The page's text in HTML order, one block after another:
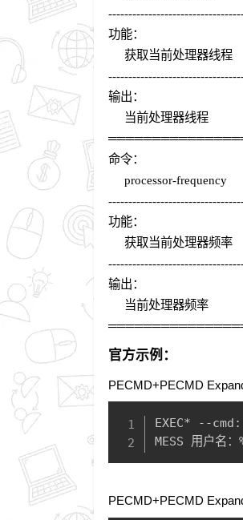
功能：
获取当前处理器线程
输出：
当前处理器线程
命令：
processor-frequency
功能：
获取当前处理器频率
输出：
当前处理器频率
官方示例：
PECMD+PECMD
EXEC* --
MESS 用户名：
PECMD+PECMD